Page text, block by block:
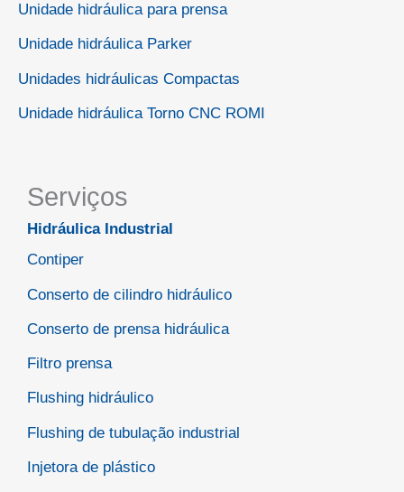
Unidade hidráulica para prensa
Unidade hidráulica Parker
Unidades hidráulicas Compactas
Unidade hidráulica Torno CNC ROMI
Serviços
Hidráulica Industrial
Contiper
Conserto de cilindro hidráulico
Conserto de prensa hidráulica
Filtro prensa
Flushing hidráulico
Flushing de tubulação industrial
Injetora de plástico